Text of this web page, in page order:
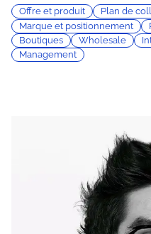
Offre et produit Plan de
Marque et positionnement
Boutiques
Wholesale
Management